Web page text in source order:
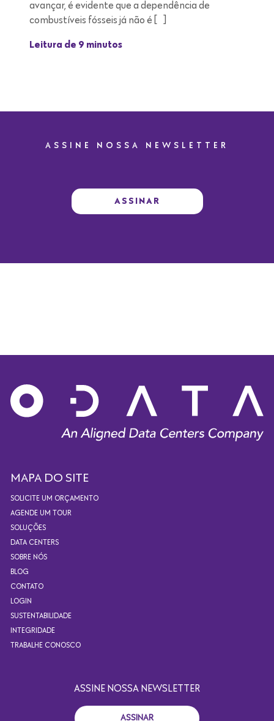
avançar, é evidente que a dependência de
combustíveis fósseis já não é […]
Leitura de 9 minutos
ASSINE NOSSA NEWSLETTER
ASSINAR
MAPA DO SITE
SOLICITE UM ORÇAMENTO
AGENDE UM TOUR
SOLUÇÕES
DATA CENTERS
SOBRE NÓS
BLOG
CONTATO
LOGIN
SUSTENTABILIDADE
INTEGRIDADE
TRABALHE CONOSCO
ASSINE NOSSA NEWSLETTER
ASSINAR